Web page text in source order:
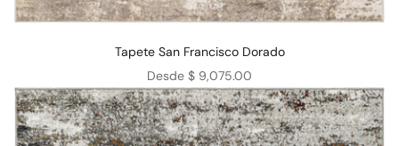
Tapete San Francisco Dorado
Precio de oferta
Desde $ 9,075.00